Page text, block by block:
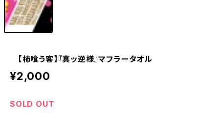
【柿喰う客】『真ッ逆様』マフラータオル
¥2,000
SOLD OUT